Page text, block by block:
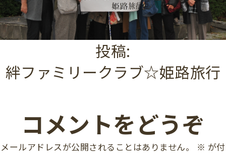
投稿:
絆ファミリークラブ☆姫路旅行
コメントをどうぞ
メールアドレスが公開されることはありません。 ※ が付